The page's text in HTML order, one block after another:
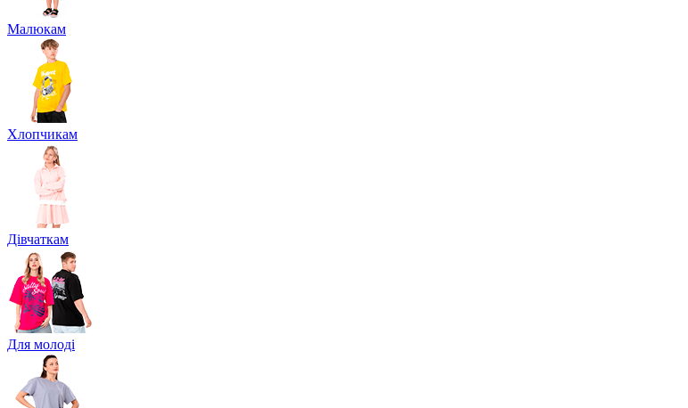
Малюкам
Хлопчикам
Дівчаткам
Для молоді